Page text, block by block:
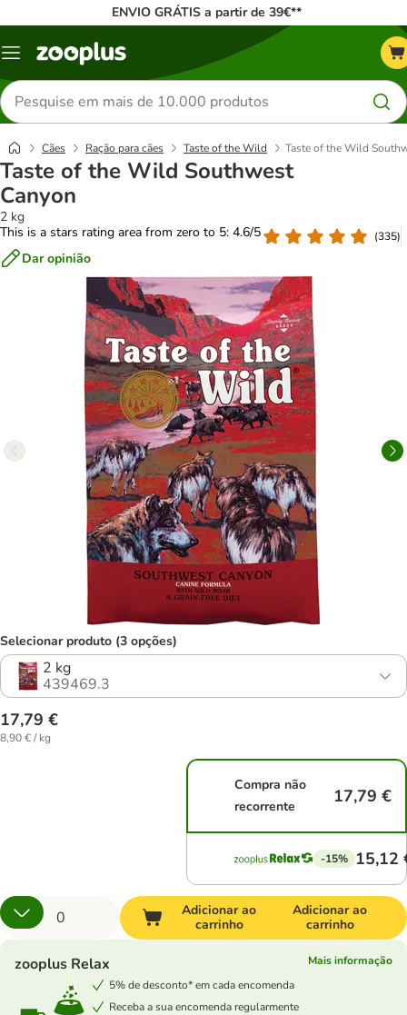
ENVIO GRÁTIS a partir de 39€**
Menu
Pesquisar
produtos
Cães Ração para cães Taste of the Wild Taste of the Wild
Taste of the Wild Southwest
Canyon
2 kg
This is a stars rating area from zero to 5: 4.6/5
(335)
Dar opinião
Selecionar produto (3 opções)
2 kg
439469.3
17,79 €
8,90 € / kg
Compra não
recorrente
17,79 €
-15% 15,12
Adicionar ao
carrinho
Adicionar ao
carrinho
zooplus Relax
Mais informação
5% de desconto* em cada encomenda
Receba a sua encomenda regularmente